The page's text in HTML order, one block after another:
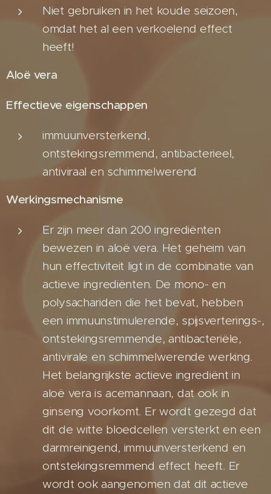
Niet gebruiken in het koude seizoen,
omdat het al een verkoelend effect
heeft!
Aloë vera
Effectieve eigenschappen
immuunversterkend,
ontstekingsremmend, antibacterieel,
antiviraal en schimmelwerend
Werkingsmechanisme
Er zijn meer dan 200 ingrediënten
bewezen in aloë vera. Het geheim van
hun effectiviteit ligt in de combinatie van
actieve ingrediënten. De mono- en
polysachariden die het bevat, hebben
een immuunstimulerende, spijsverterings-,
ontstekingsremmende, antibacteriële,
antivirale en schimmelwerende werking.
Het belangrijkste actieve ingrediënt in
aloë vera is acemannaan, dat ook in
ginseng voorkomt. Er wordt gezegd dat
dit de witte bloedcellen versterkt en een
darmreinigend, immuunversterkend en
ontstekingsremmend effect heeft. Er
wordt ook aangenomen dat dit actieve